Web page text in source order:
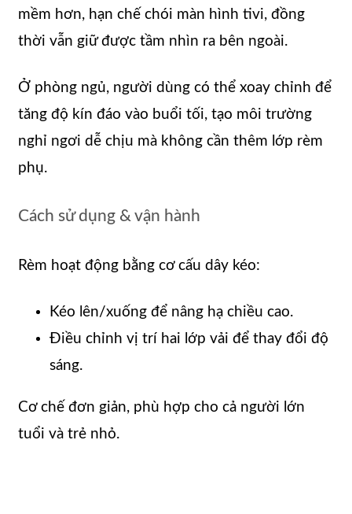
mềm hơn, hạn chế chói màn hình tivi, đồng
thời vẫn giữ được tầm nhìn ra bên ngoài.
Ở phòng ngủ, người dùng có thể xoay chỉnh để
tăng độ kín đáo vào buổi tối, tạo môi trường
nghỉ ngơi dễ chịu mà không cần thêm lớp rèm
phụ.
Cách sử dụng & vận hành
Rèm hoạt động bằng cơ cấu dây kéo:
Kéo lên/xuống để nâng hạ chiều cao.
Điều chỉnh vị trí hai lớp vải để thay đổi độ
sáng.
Cơ chế đơn giản, phù hợp cho cả người lớn
tuổi và trẻ nhỏ.